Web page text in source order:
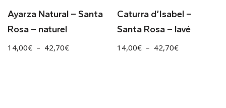
Ayarza Natural – Santa
Rosa – naturel
14,00€ – 42,70€
Caturra d’Isabel –
Santa Rosa – lavé
14,00€ – 42,70€